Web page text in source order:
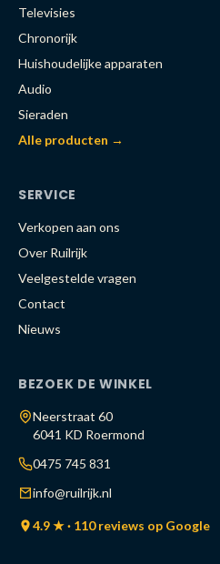
Televisies
Chronorijk
Huishoudelijke apparaten
Audio
Sieraden
Alle producten →
SERVICE
Verkopen aan ons
Over Ruilrijk
Veelgestelde vragen
Contact
Nieuws
BEZOEK DE WINKEL
Neerstraat 60
6041 KD Roermond
0475 745 831
info@ruilrijk.nl
4.9 ★ · 110 reviews op Google